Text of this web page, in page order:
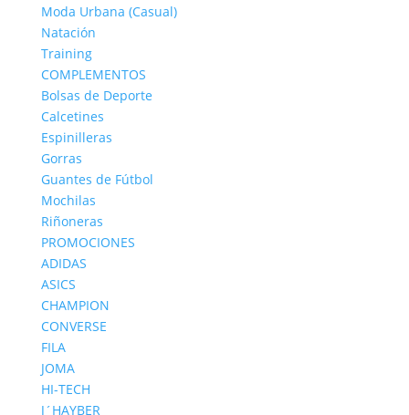
Moda Urbana (Casual)
Natación
Training
COMPLEMENTOS
Bolsas de Deporte
Calcetines
Espinilleras
Gorras
Guantes de Fútbol
Mochilas
Riñoneras
PROMOCIONES
ADIDAS
ASICS
CHAMPION
CONVERSE
FILA
JOMA
HI-TECH
J´HAYBER